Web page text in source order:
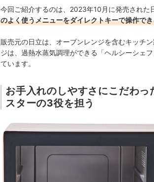
今回ご紹介するのは、2023年10月に発売された
のよく使うメニューをダイレクトキーで操作で
販売元の日立は、オーブンレンジを含むキッチ
ジは、過熱水蒸気調理ができる「ヘルシーシェ
ています。
お手入れのしやすさにこだわ
スターの3役を担う